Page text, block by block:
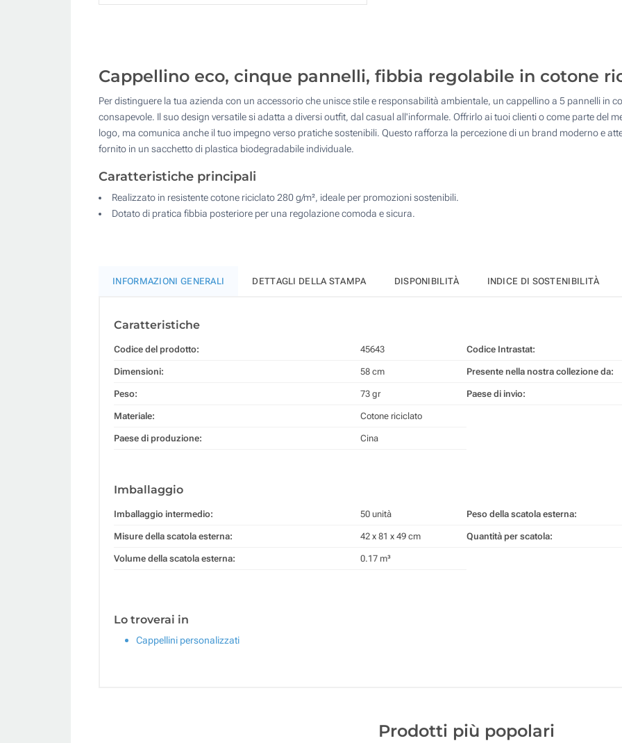
Ricamo a colori (Davanti)
Senza stampa
250
500
Quantità desiderata :
Cappellino eco, cinque pannelli, fibbia regolabile in cotone
Per distinguere la tua azienda con un accessorio che unisce stile e responsabilità ambientale, un cappellino a 5 pannelli in
consapevole. Il suo design versatile si adatta a diversi outfit, dal casual all'informale. Offrirlo ai tuoi clienti o come parte del
logo, ma comunica anche il tuo impegno verso pratiche sostenibili. Questo rafforza la percezione di un brand moderno e
fornito in un sacchetto di plastica biodegradabile individuale.
Caratteristiche principali
Realizzato in resistente cotone riciclato 280 g/m², ideale per promozioni sostenibili.
Dotato di pratica fibbia posteriore per una regolazione comoda e sicura.
INFORMAZIONI GENERALI DETTAGLI DELLA STAMPA DISPONIBILITÀ INDICE DI SOSTENIBILITÀ
Caratteristiche
Codice del prodotto: 45643
Dimensioni: 58 cm
Peso: 73 gr
Materiale: Cotone riciclato
Paese di produzione: Cina
Codice Intrastat:
Presente nella nostra collezione da:
Paese di invio:
Imballaggio
Imballaggio intermedio: 50 unità
Misure della scatola esterna: 42 x 81 x 49 cm
Volume della scatola esterna: 0.17 m³
Peso della scatola esterna:
Quantità per scatola:
Lo troverai in
Cappellini personalizzati
Prodotti più popolari